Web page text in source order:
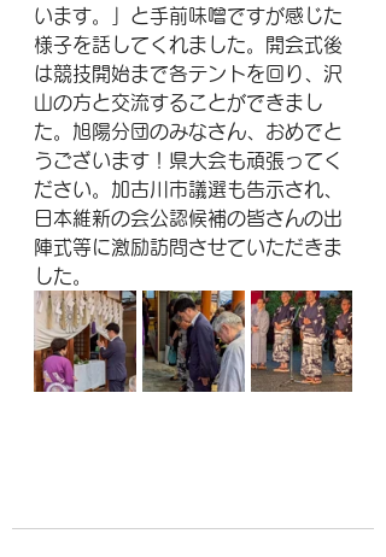
います。」と手前味噌ですが感じた
様子を話してくれました。開会式後
は競技開始まで各テントを回り、沢
山の方と交流することができまし
た。旭陽分団のみなさん、おめでと
うございます！県大会も頑張ってく
ださい。加古川市議選も告示され、
日本維新の会公認候補の皆さんの出
陣式等に激励訪問させていただきま
した。